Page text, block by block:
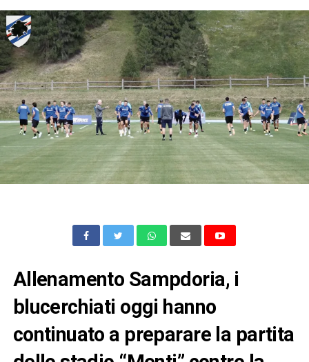
Allenamento Sampdoria, i
blucerchiati oggi hanno
continuato a preparare la partita